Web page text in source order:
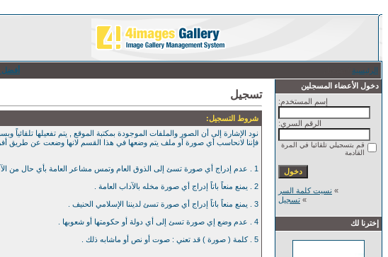
الرئيسية أفضل
دخول الأعضاء المسجلين
إسم المستخدم:
الرقم السري:
قم بتسجيلي تلقائيا في المرة
القادمة
» نسيت كلمة السر
» تسجيل
إخترنا لك
تسجيل
شروط التسجيل:
نود الإشارة إلى أن الصور والملفات الموجودة بمكتبة الموقع , يتم تفعيلها تلقائياً
فإننا لانحاسب أي صورة أو ملف يتم وضعها في هذا القسم لانها وضعت عن طريق
1 . عدم إدراج أي صورة تسئ إلى الذوق العام وتمس مشاعر العامة بأي حال من الآحوال .
2 . يمنع منعاً باتاً إدراج أي صورة مخله بالآداب العامة .
3 . يمنع منعاً باتاً إدراج أي صورة تسئ لديننا الإسلامي الحنيف .
4 . عدم وضع إي صورة تسئ إلى أي دولة أو حكومتها أو شعوبها .
5 . كلمة ( صورة ) قد تعني : صوت أو نص أو ماشابه ذلك .